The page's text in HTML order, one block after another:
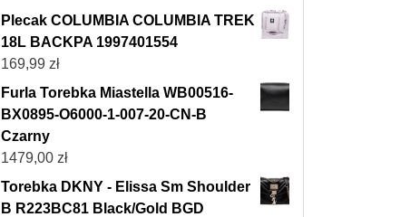
Plecak COLUMBIA COLUMBIA TREK
18L BACKPA 1997401554
169,99 zł
Furla Torebka Miastella WB00516-
BX0895-O6000-1-007-20-CN-B
Czarny
1479,00 zł
Torebka DKNY - Elissa Sm Shoulder
B R223BC81 Black/Gold BGD